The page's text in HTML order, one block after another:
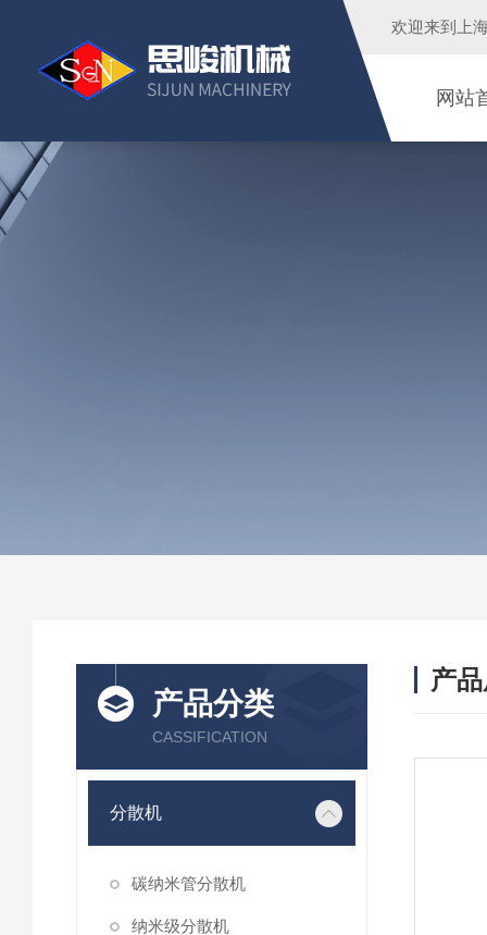
欢迎来到 上
网站
产品分类
CASSIFICATION
分散机
碳纳米管分散机
纳米级分散机
产